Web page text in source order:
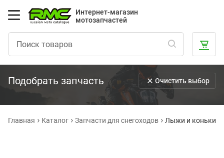
Интернет-магазин
мотозапчастей
Подобрать запчасть Очистить выбор
Главная Каталог Запчасти для снегоходов Лыжи и коньки